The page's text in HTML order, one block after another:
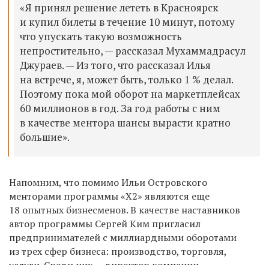
«Я принял решение лететь в Красноярск
и купил билеты в течение 10 минут, потому
что упускать такую возможность
непростительно, — рассказал Мухаммадрасул
Джураев. — Из того, что рассказал Илья
на встрече, я, может быть, только 1 % делал.
Поэтому пока мой оборот на маркетплейсах
60 миллионов в год. За год работы с ним
в качестве ментора шансы вырасти кратно
большие».
Напомним, что помимо Ильи Островского
менторами программы «Х2» являются еще
18 опытных бизнесменов. В качестве наставников
автор программы Сергей Ким пригласил
предпринимателей с миллиардными оборотами
из трех сфер бизнеса: производство, торговля,